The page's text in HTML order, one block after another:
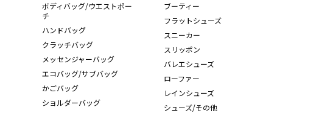
ボディバッグ/ウエストポー
チ
ハンドバッグ
クラッチバッグ
メッセンジャーバッグ
エコバッグ/サブバッグ
かごバッグ
ショルダーバッグ
ブーティー
フラットシューズ
スニーカー
スリッポン
バレエシューズ
ローファー
レインシューズ
シューズ/その他